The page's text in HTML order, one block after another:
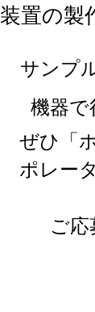
装置の製
サンプ
機器で
ぜひ「
ポレー
ご応